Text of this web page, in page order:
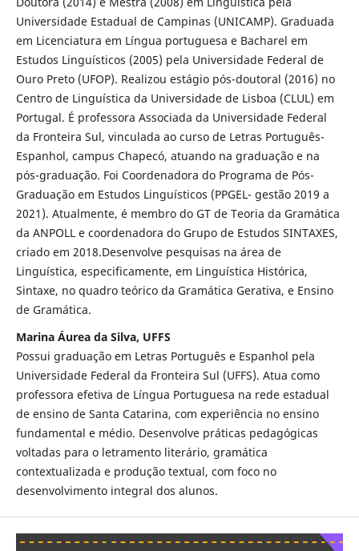
Universidade Estadual de Campinas (UNICAMP). Graduada
em Licenciatura em Língua portuguesa e Bacharel em
Estudos Linguísticos (2005) pela Universidade Federal de
Ouro Preto (UFOP). Realizou estágio pós-doutoral (2016) no
Centro de Linguística da Universidade de Lisboa (CLUL) em
Portugal. É professora Associada da Universidade Federal
da Fronteira Sul, vinculada ao curso de Letras Português-
Espanhol, campus Chapecó, atuando na graduação e na
pós-graduação. Foi Coordenadora do Programa de Pós-
Graduação em Estudos Linguísticos (PPGEL- gestão 2019 a
2021). Atualmente, é membro do GT de Teoria da Gramática
da ANPOLL e coordenadora do Grupo de Estudos SINTAXES,
criado em 2018.Desenvolve pesquisas na área de
Linguística, especificamente, em Linguística Histórica,
Sintaxe, no quadro teórico da Gramática Gerativa, e Ensino
de Gramática.
Marina Áurea da Silva, UFFS
Possui graduação em Letras Português e Espanhol pela
Universidade Federal da Fronteira Sul (UFFS). Atua como
professora efetiva de Língua Portuguesa na rede estadual
de ensino de Santa Catarina, com experiência no ensino
fundamental e médio. Desenvolve práticas pedagógicas
voltadas para o letramento literário, gramática
contextualizada e produção textual, com foco no
desenvolvimento integral dos alunos.